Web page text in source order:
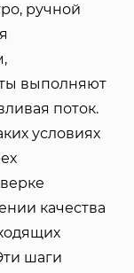
ручной
выполняют
поток.
условиях
качества
шаги